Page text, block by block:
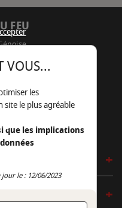
FEU
09
e-mail
VOUS...
les
le plus agréable
que les implications
le : 12/06/2023